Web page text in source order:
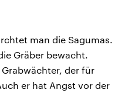
man die Sagumas.
Gräber bewacht.
der für
er hat Angst vor der